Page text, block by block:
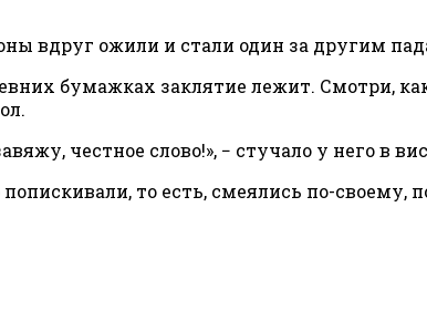
вдруг ожили и стали один за другим
бумажках заклятие лежит. Смотри,
честное слово!», − стучало у него в
то есть, смеялись по-